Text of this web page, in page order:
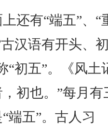
还有“端五”、“
汉语有开头、
“初五”。《风土
初也。”每月
端五”。古人习